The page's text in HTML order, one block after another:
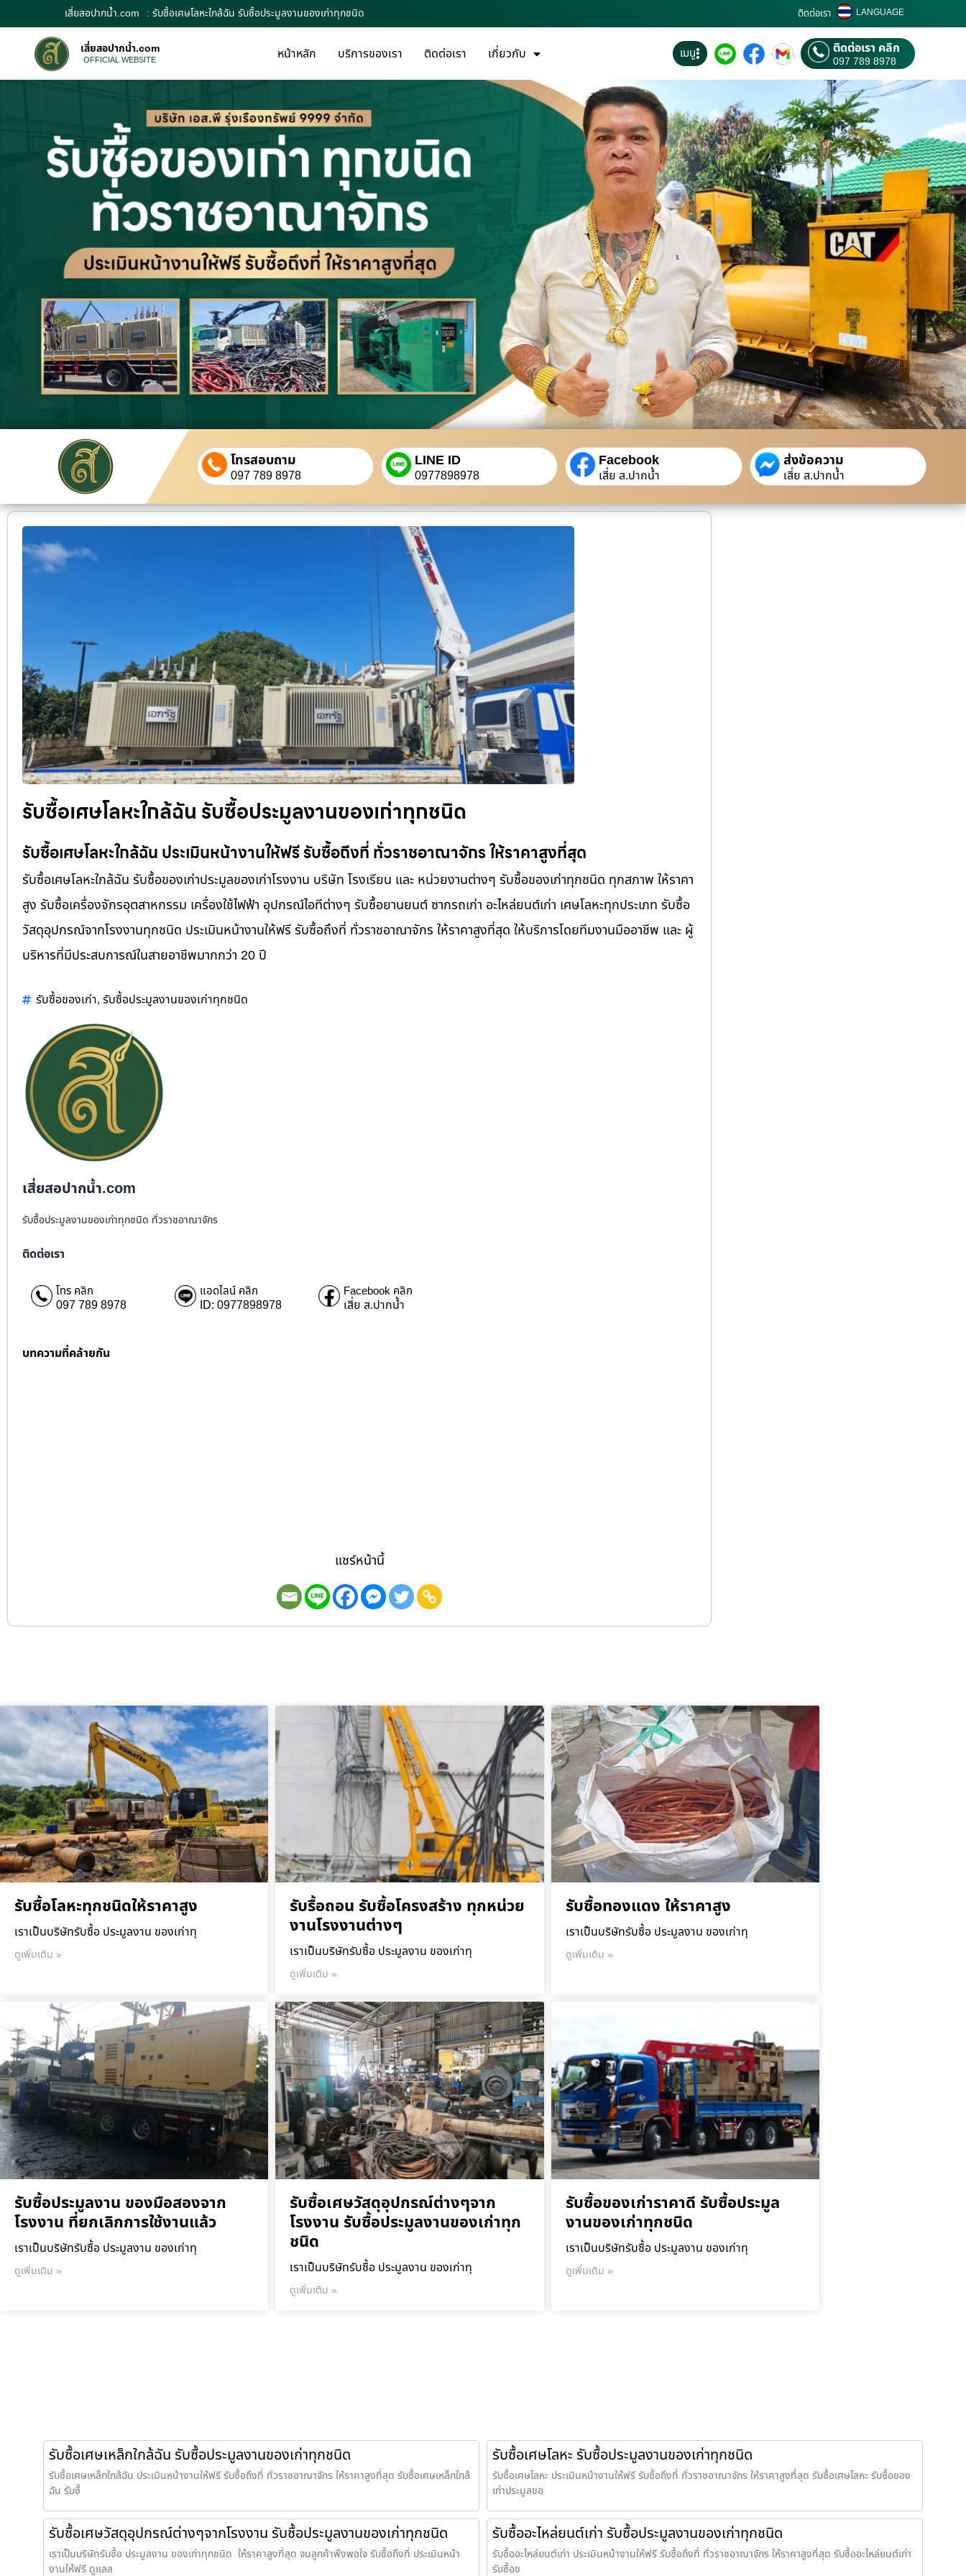
เสี่ยสอปากน้ำ.com : รับซื้อเศษโลหะใกล้ฉัน รับซื้อประมูลงานของเก่าทุกชนิด ติดต่อเรา LANGUAGE
เสี่ยสอปากน้ำ.com
OFFICIAL WEBSITE หน้าหลัก บริการของเรา ติดต่อเรา เกี่ยวกับ เมนู ติดต่อเรา คลิก
097 789 8978
โทรสอบถาม
097 789 8978
LINE ID
0977898978
Facebook
เสี่ย ส.ปากน้ำ
ส่งข้อความ
เสี่ย ส.ปากน้ำ
รับซื้อเศษโลหะใกล้ฉัน รับซื้อประมูลงานของเก่าทุกชนิด
รับซื้อเศษโลหะใกล้ฉัน ประเมินหน้างานให้ฟรี รับซื้อถึงที่ ทั่วราชอาณาจักร ให้ราคาสูงที่สุด
รับซื้อเศษโลหะใกล้ฉัน รับซื้อของเก่าประมูลของเก่าโรงงาน บริษัท โรงเรียน และ หน่วยงานต่างๆ รับซื้อของเก่าทุกชนิด ทุกสภาพ ให้ราคา
สูง รับซื้อเครื่องจักรอุตสาหกรรม เครื่องใช้ไฟฟ้า อุปกรณ์ไอทีต่างๆ รับซื้อยานยนต์ ซากรถเก่า อะไหล่ยนต์เก่า เศษโลหะทุกประเภท รับซื้อ
วัสดุอุปกรณ์จากโรงงานทุกชนิด ประเมินหน้างานให้ฟรี รับซื้อถึงที่ ทั่วราชอาณาจักร ให้ราคาสูงที่สุด ให้บริการโดยทีมงานมืออาชีพ และ ผู้
บริหารที่มีประสบการณ์ในสายอาชีพมากกว่า 20 ปี
รับซื้อของเก่า, รับซื้อประมูลงานของเก่าทุกชนิด
เสี่ยสอปากน้ำ.com
รับซื้อประมูลงานของเก่าทุกชนิด ทั่วราชอาณาจักร
ติดต่อเรา
โทร คลิก
097 789 8978
แอดไลน์ คลิก
ID: 0977898978
Facebook คลิก
เสี่ย ส.ปากน้ำ
บทความที่คล้ายกัน
แชร์หน้านี้
รับซื้อโลหะทุกชนิดให้ราคาสูง
เราเป็นบริษัทรับซื้อ ประมูลงาน ของเก่าทุ
ดูเพิ่มเติม »
รับรื้อถอน รับซื้อโครงสร้าง ทุกหน่วย
งานโรงงานต่างๆ
เราเป็นบริษัทรับซื้อ ประมูลงาน ของเก่าทุ
ดูเพิ่มเติม »
รับซื้อทองแดง ให้ราคาสูง
เราเป็นบริษัทรับซื้อ ประมูลงาน ของเก่าทุ
ดูเพิ่มเติม »
รับซื้อประมูลงาน ของมือสองจาก
โรงงาน ที่ยกเลิกการใช้งานแล้ว
เราเป็นบริษัทรับซื้อ ประมูลงาน ของเก่าทุ
ดูเพิ่มเติม »
รับซื้อเศษวัสดุอุปกรณ์ต่างๆจาก
โรงงาน รับซื้อประมูลงานของเก่าทุก
ชนิด
เราเป็นบริษัทรับซื้อ ประมูลงาน ของเก่าทุ
ดูเพิ่มเติม »
รับซื้อของเก่าราคาดี รับซื้อประมูล
งานของเก่าทุกชนิด
เราเป็นบริษัทรับซื้อ ประมูลงาน ของเก่าทุ
ดูเพิ่มเติม »
รับซื้อเศษเหล็กใกล้ฉัน รับซื้อประมูลงานของเก่าทุกชนิด
รับซื้อเศษเหล็กใกล้ฉัน ประเมินหน้างานให้ฟรี รับซื้อถึงที่ ทั่วราชอาณาจักร ให้ราคาสูงที่สุด รับซื้อเศษเหล็กใกล้
ฉัน รับซื้
รับซื้อเศษโลหะ รับซื้อประมูลงานของเก่าทุกชนิด
รับซื้อเศษโลหะ ประเมินหน้างานให้ฟรี รับซื้อถึงที่ ทั่วราชอาณาจักร ให้ราคาสูงที่สุด รับซื้อเศษโลหะ รับซื้อของ
เก่าประมูลขอ
รับซื้อเศษวัสดุอุปกรณ์ต่างๆจากโรงงาน รับซื้อประมูลงานของเก่าทุกชนิด
เราเป็นบริษัทรับซื้อ ประมูลงาน ของเก่าทุกชนิด ให้ราคาสูงที่สุด จนลูกค้าพึงพอใจ รับซื้อถึงที่ ประเมินหน้า
งานให้ฟรี ดูแลล
รับซื้ออะไหล่ยนต์เก่า รับซื้อประมูลงานของเก่าทุกชนิด
รับซื้ออะไหล่ยนต์เก่า ประเมินหน้างานให้ฟรี รับซื้อถึงที่ ทั่วราชอาณาจักร ให้ราคาสูงที่สุด รับซื้ออะไหล่ยนต์เก่า
รับซื้อข